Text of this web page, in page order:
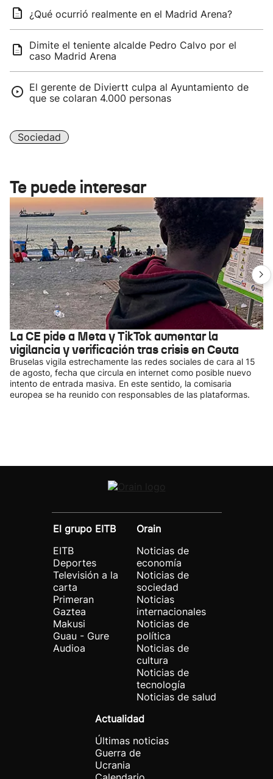
¿Qué ocurrió realmente en el Madrid Arena?
Dimite el teniente alcalde Pedro Calvo por el
caso Madrid Arena
El gerente de Diviertt culpa al Ayuntamiento de
que se colaran 4.000 personas
Sociedad
Te puede interesar
La CE pide a Meta y TikTok aumentar la
vigilancia y verificación tras crisis en Ceuta
Bruselas vigila estrechamente las redes sociales de cara al 15
de agosto, fecha que circula en internet como posible nuevo
intento de entrada masiva. En este sentido, la comisaria
europea se ha reunido con responsables de las plataformas.
El grupo EITB
EITB
Deportes
Televisión a la
carta
Primeran
Gaztea
Makusi
Guau - Gure
Audioa
Orain
Noticias de
economía
Noticias de
sociedad
Noticias
internacionales
Noticias de
política
Noticias de
cultura
Noticias de
tecnología
Noticias de salud
Actualidad
Últimas noticias
Guerra de
Ucrania